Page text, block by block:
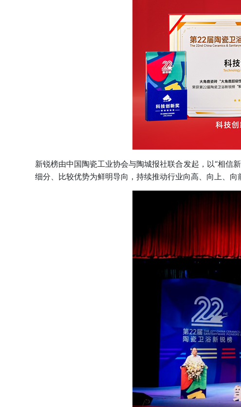
新锐榜由中国陶瓷工业协会与陶城报社联合发起，以“相信
细分、比较优势为鲜明导向，持续推动行业向高、向上、向